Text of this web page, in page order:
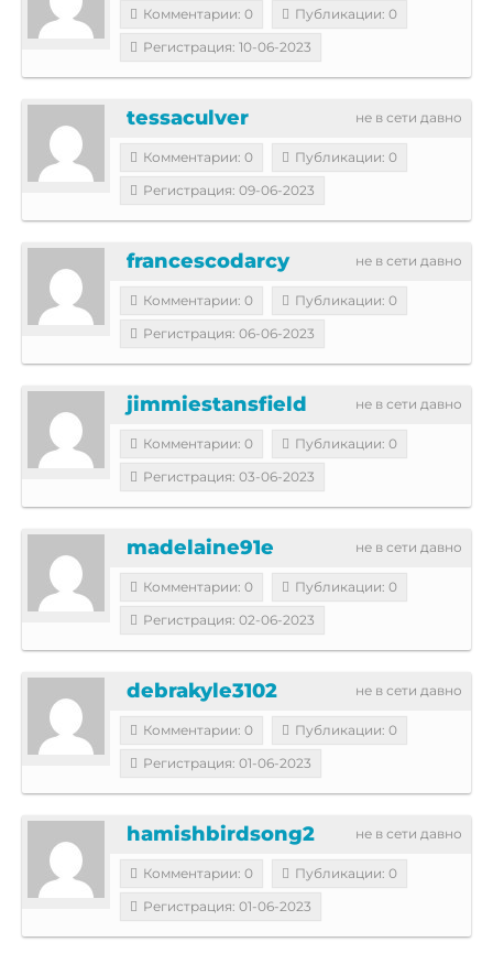
Комментарии: 0
Публикации: 0
Регистрация: 10-06-2023
не в сети давно
tessaculver
Комментарии: 0
Публикации: 0
Регистрация: 09-06-2023
не в сети давно
francescodarcy
Комментарии: 0
Публикации: 0
Регистрация: 06-06-2023
не в сети давно
jimmiestansfield
Комментарии: 0
Публикации: 0
Регистрация: 03-06-2023
не в сети давно
madelaine91e
Комментарии: 0
Публикации: 0
Регистрация: 02-06-2023
не в сети давно
debrakyle3102
Комментарии: 0
Публикации: 0
Регистрация: 01-06-2023
не в сети давно
hamishbirdsong2
Комментарии: 0
Публикации: 0
Регистрация: 01-06-2023